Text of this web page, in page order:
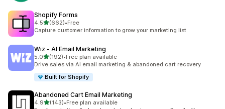
Shopify Forms
4.5별 5개 중
(662)
총 리뷰 662개
•Free
Capture customer information to grow your marketing list
Wiz ‑ AI Email Marketing
5.0별 5개 중
(192)
총 리뷰 192개
•Free plan available
Drive sales via AI email marketing & abandoned cart recovery
Built for Shopify
Abandoned Cart Email Marketing
4.9별 5개 중
(143)
총 리뷰 143개
•Free plan available